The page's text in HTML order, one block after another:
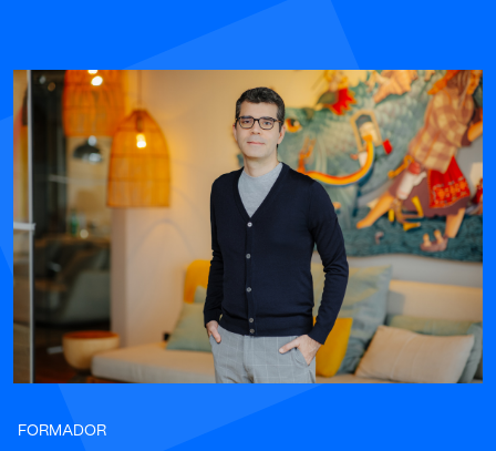
FORMADOR